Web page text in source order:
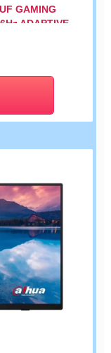
GAMING
ADAPTIVE